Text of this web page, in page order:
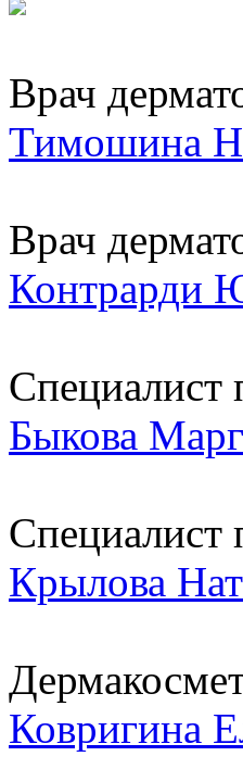
Врач
Тимошина
Врач
Контрарди
Специалист
Быкова
Специалист
Крылова
Ковригина